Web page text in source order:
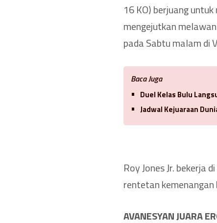
16 KO) berjuang
mengejutkan
pada Sabtu malam di
Baca Juga
Duel Kelas Bulu
Jadwal Kejuaraan
Roy Jones Jr. bekerja
rentetan kemenangan
AVANESYAN JUARA